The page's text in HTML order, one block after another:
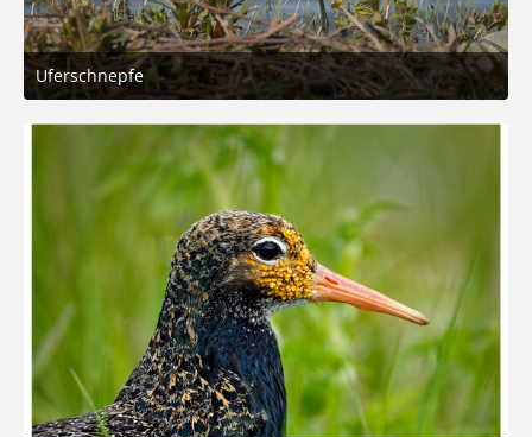
Uferschnepfe
31. Mai 2026 um 13:51
5